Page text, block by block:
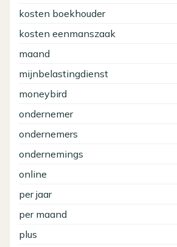
kosten boekhouder
kosten eenmanszaak
maand
mijnbelastingdienst
moneybird
ondernemer
ondernemers
ondernemings
online
per jaar
per maand
plus